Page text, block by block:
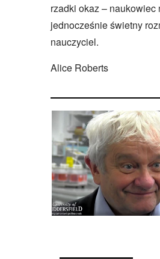
rzadki okaz – naukowiec
jednocześnie świetny
nauczyciel.
Alice Roberts